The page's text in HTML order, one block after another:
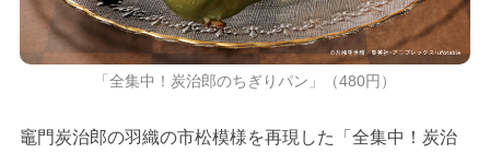
「全集中！炭治郎のちぎりパン」（480円）
竈門炭治郎の羽織の市松模様を再現した「全集中！炭治